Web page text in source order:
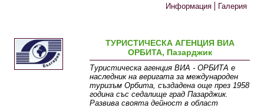
Информация
Галерия
ТУРИСТИЧЕСКА АГЕНЦИЯ ВИА
ОРБИТА, Пазарджик
Туристическа агенция ВИА - ОРБИТА е
наследник на веригата за международен
туризъм Орбита, създадена още през 1958
година със седалище град Пазарджик.
Развива своята дейност в област